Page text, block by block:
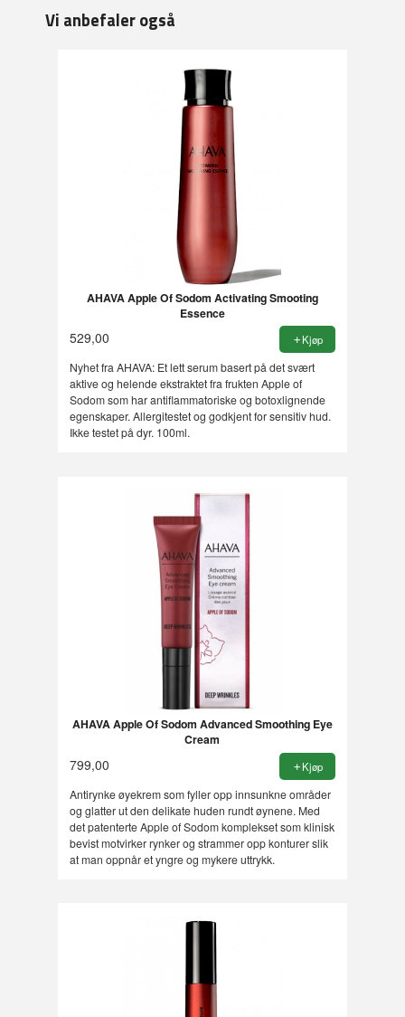
Vi anbefaler også
AHAVA Apple Of Sodom Activating Smooting
Essence
529,00 Kjøp
Nyhet fra AHAVA: Et lett serum basert på det svært
aktive og helende ekstraktet fra frukten Apple of
Sodom som har antiflammatoriske og botoxlignende
egenskaper. Allergitestet og godkjent for sensitiv hud.
Ikke testet på dyr. 100ml.
AHAVA Apple Of Sodom Advanced Smoothing Eye
Cream
799,00 Kjøp
Antirynke øyekrem som fyller opp innsunkne områder
og glatter ut den delikate huden rundt øynene. Med
det patenterte Apple of Sodom komplekset som klinisk
bevist motvirker rynker og strammer opp konturer slik
at man oppnår et yngre og mykere uttrykk.